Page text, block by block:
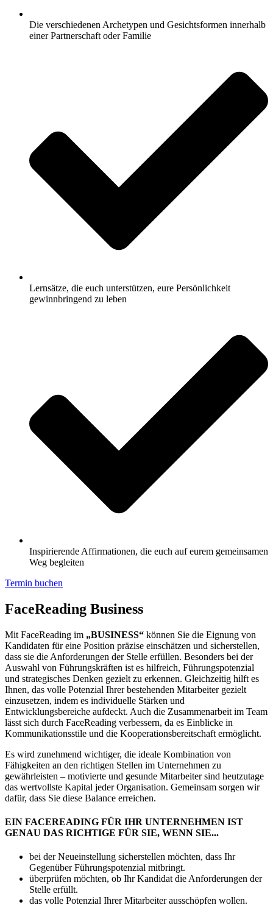
Die verschiedenen Archetypen und Gesichtsformen innerhalb
einer Partnerschaft oder Familie
Lernsätze, die euch unterstützen, eure Persönlichkeit
gewinnbringend zu leben
Inspirierende Affirmationen, die euch auf eurem gemeinsamen
Weg begleiten
Termin buchen
FaceReading Business
Mit FaceReading im „BUSINESS“ können Sie die Eignung von
Kandidaten für eine Position präzise einschätzen und sicherstellen,
dass sie die Anforderungen der Stelle erfüllen. Besonders bei der
Auswahl von Führungskräften ist es hilfreich, Führungspotenzial
und strategisches Denken gezielt zu erkennen. Gleichzeitig hilft es
Ihnen, das volle Potenzial Ihrer bestehenden Mitarbeiter gezielt
einzusetzen, indem es individuelle Stärken und
Entwicklungsbereiche aufdeckt. Auch die Zusammenarbeit im Team
lässt sich durch FaceReading verbessern, da es Einblicke in
Kommunikationsstile und die Kooperationsbereitschaft ermöglicht.
Es wird zunehmend wichtiger, die ideale Kombination von
Fähigkeiten an den richtigen Stellen im Unternehmen zu
gewährleisten – motivierte und gesunde Mitarbeiter sind heutzutage
das wertvollste Kapital jeder Organisation. Gemeinsam sorgen wir
dafür, dass Sie diese Balance erreichen.
EIN FACEREADING FÜR IHR UNTERNEHMEN IST
GENAU DAS RICHTIGE FÜR SIE, WENN SIE...
bei der Neueinstellung sicherstellen möchten, dass Ihr
Gegenüber Führungspotenzial mitbringt.
überprüfen möchten, ob Ihr Kandidat die Anforderungen der
Stelle erfüllt.
das volle Potenzial Ihrer Mitarbeiter ausschöpfen wollen.